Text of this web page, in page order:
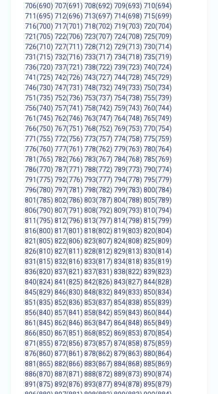
706(690) 707(691) 708(692) 709(693) 710(694)
711(695) 712(696) 713(697) 714(698) 715(699)
716(700) 717(701) 718(702) 719(703) 720(704)
721(705) 722(706) 723(707) 724(708) 725(709)
726(710) 727(711) 728(712) 729(713) 730(714)
731(715) 732(716) 733(717) 734(718) 735(719)
736(720) 737(721) 738(722) 739(723) 740(724)
741(725) 742(726) 743(727) 744(728) 745(729)
746(730) 747(731) 748(732) 749(733) 750(734)
751(735) 752(736) 753(737) 754(738) 755(739)
756(740) 757(741) 758(742) 759(743) 760(744)
761(745) 762(746) 763(747) 764(748) 765(749)
766(750) 767(751) 768(752) 769(753) 770(754)
771(755) 772(756) 773(757) 774(758) 775(759)
776(760) 777(761) 778(762) 779(763) 780(764)
781(765) 782(766) 783(767) 784(768) 785(769)
786(770) 787(771) 788(772) 789(773) 790(774)
791(775) 792(776) 793(777) 794(778) 795(779)
796(780) 797(781) 798(782) 799(783) 800(784)
801(785) 802(786) 803(787) 804(788) 805(789)
806(790) 807(791) 808(792) 809(793) 810(794)
811(795) 812(796) 813(797) 814(798) 815(799)
816(800) 817(801) 818(802) 819(803) 820(804)
821(805) 822(806) 823(807) 824(808) 825(809)
826(810) 827(811) 828(812) 829(813) 830(814)
831(815) 832(816) 833(817) 834(818) 835(819)
836(820) 837(821) 837(831) 838(822) 839(823)
840(824) 841(825) 842(826) 843(827) 844(828)
845(829) 846(830) 848(832) 849(833) 850(834)
851(835) 852(836) 853(837) 854(838) 855(839)
856(840) 857(841) 858(842) 859(843) 860(844)
861(845) 862(846) 863(847) 864(848) 865(849)
866(850) 867(851) 868(852) 869(853) 870(854)
871(855) 872(856) 873(857) 874(858) 875(859)
876(860) 877(861) 878(862) 879(863) 880(864)
881(865) 882(866) 883(867) 884(868) 885(869)
886(870) 887(871) 888(872) 889(873) 890(874)
891(875) 892(876) 893(877) 894(878) 895(879)